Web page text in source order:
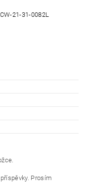
21-31-0082L
Prosím